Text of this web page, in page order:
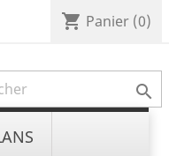
shopping_cart Panier (0)
